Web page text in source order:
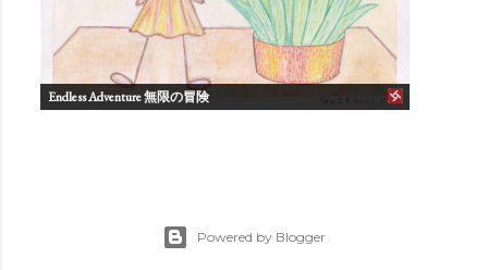
Endless Adventure 無限の冒険
Powered by Blogger